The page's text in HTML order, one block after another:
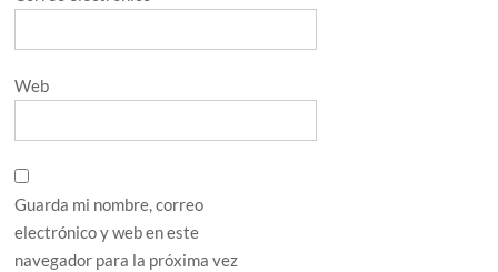
Web
Guarda mi nombre, correo
electrónico y web en este
navegador para la próxima vez